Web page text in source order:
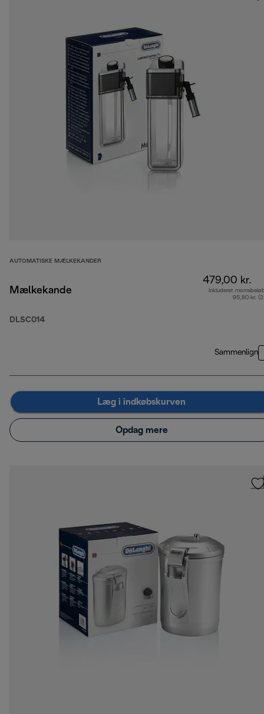
AUTOMATISKE MÆLKEKANDER
Mælkekande
DLSC014
479,00 kr.
Inkluderet
95,80 kr.
Sammenlign
Læg i indkøbskurven
Opdag mere